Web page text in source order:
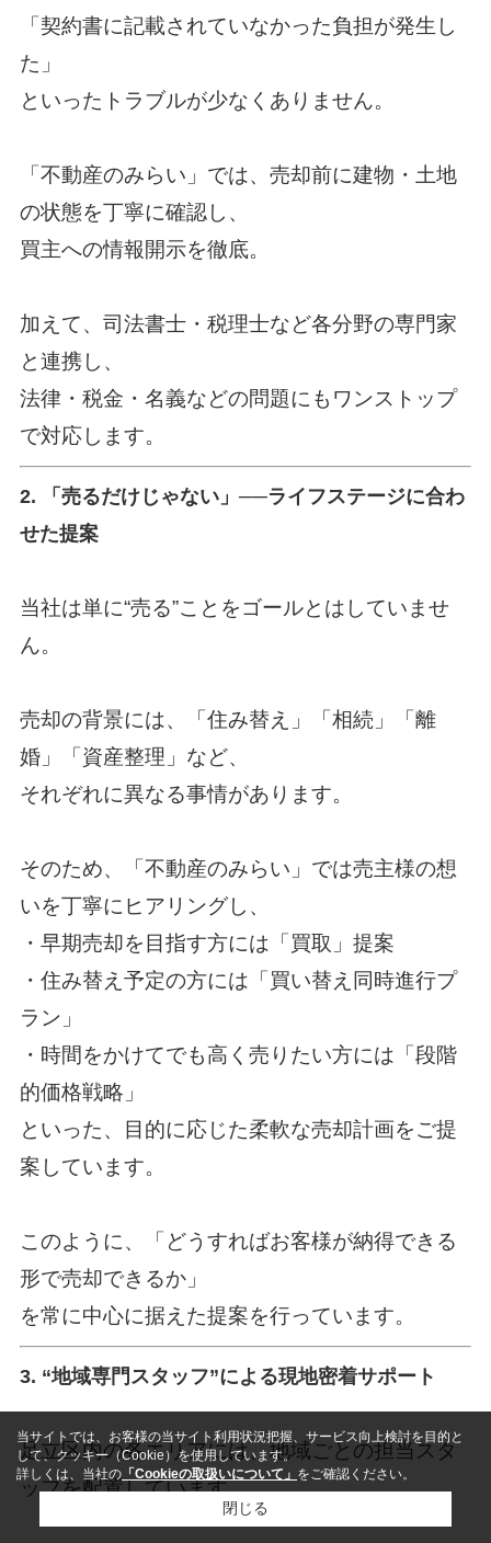
「契約書に記載されていなかった負担が発生し
た」
といったトラブルが少なくありません。
「 不動産のみらい 」では、売却前に建物・土地
の状態を丁寧に確認し、
買主への情報開示を徹底。
加えて、司法書士・税理士など各分野の専門家
と連携し、
法律・税金・名義などの問題にもワンストップ
で対応します。
2. 「売るだけじゃない」──ライフステージに合わ
せた提案
当社は単に“売る”ことをゴールとはしていませ
ん。
売却の背景には、「住み替え」「相続」「離
婚」「資産整理」など、
それぞれに異なる事情があります。
そのため、「不動産のみらい」では売主様の想
いを丁寧にヒアリングし、
・早期売却を目指す方には「買取」提案
・住み替え予定の方には「買い替え同時進行プ
ラン」
・時間をかけてでも高く売りたい方には「段階
的価格戦略」
といった、目的に応じた柔軟な売却計画をご提
案しています。
このように、「どうすればお客様が納得できる
形で売却できるか」
を常に中心に据えた提案を行っています。
3. “地域専門スタッフ”による現地密着サポート
足立区内の各エリアには、地域ごとの担当スタ
ッフを配置しています。
当サイトでは、お客様の当サイト利用状況把握、サービス向上検討を目的と
して、クッキー（Cookie）を使用しています。
詳しくは、当社の 「Cookieの取扱いについて」 をご確認ください。
閉じる